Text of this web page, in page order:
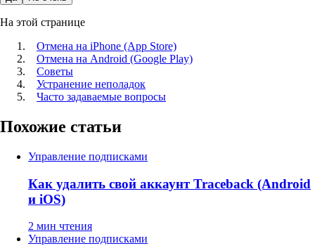
На этой странице
Отмена на iPhone (App Store)
Отмена на Android (Google Play)
Советы
Устранение неполадок
Часто задаваемые вопросы
Похожие статьи
Управление подписками
Как удалить свой аккаунт Traceback (Android
и iOS)
2 мин чтения
Управление подписками